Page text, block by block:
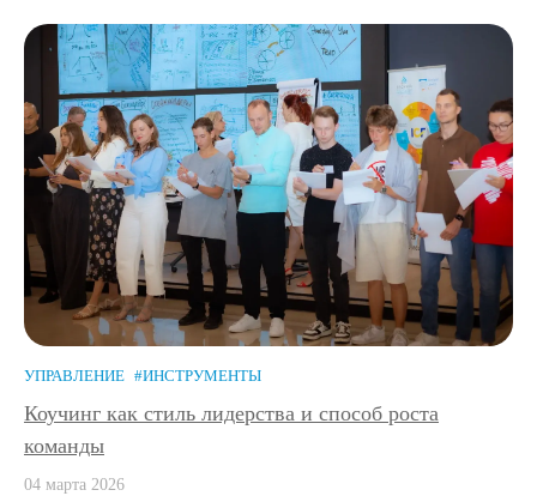
УПРАВЛЕНИЕ #ИНСТРУМЕНТЫ
Коучинг как стиль лидерства и способ роста
команды
04 марта 2026